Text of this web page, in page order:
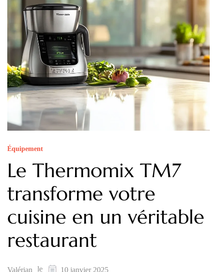
Équipement
Le Thermomix TM7
transforme votre
cuisine en un véritable
restaurant
Valérian le 10 janvier 2025